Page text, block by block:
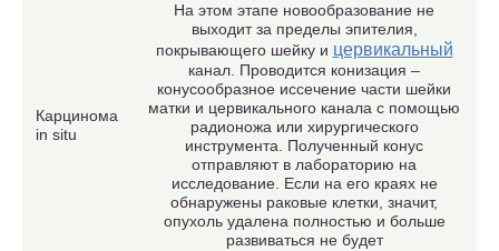
Карцинома
in situ
На этом этапе новообразование не
выходит за пределы эпителия,
покрывающего шейку и цервикальный
канал. Проводится конизация –
конусообразное иссечение части шейки
матки и цервикального канала с помощью
радионожа или хирургического
инструмента. Полученный конус
отправляют в лабораторию на
исследование. Если на его краях не
обнаружены раковые клетки, значит,
опухоль удалена полностью и больше
развиваться не будет